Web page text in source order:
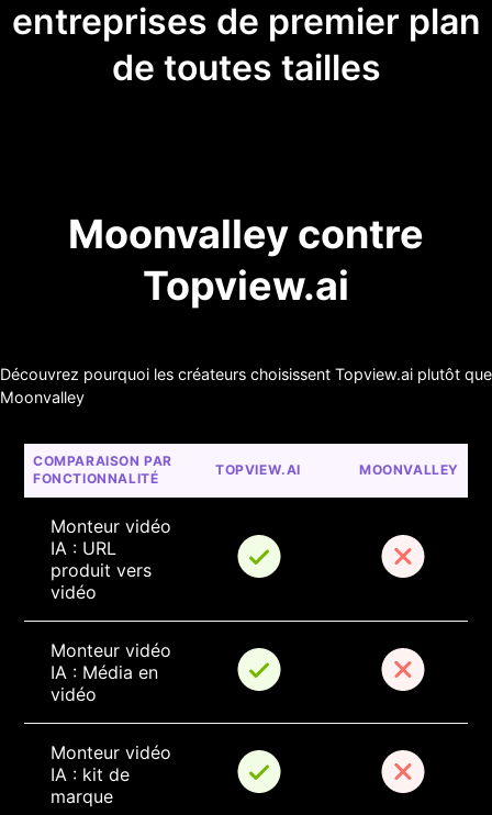
entreprises de premier plan
de toutes tailles
Moonvalley contre
Topview.ai
Découvrez pourquoi les créateurs choisissent Topview.ai plutôt que
Moonvalley
COMPARAISON PAR
FONCTIONNALITÉ
TOPVIEW.AI MOONVALLEY
Monteur vidéo
IA : URL
produit vers
vidéo
Monteur vidéo
IA : Média en
vidéo
Monteur vidéo
IA : kit de
marque